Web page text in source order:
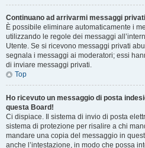
Continuano ad arrivarmi messaggi
È possibile eliminare automaticamente i
utilizzando le regole dei messaggi
Utente. Se si ricevono messaggi privati
segnala i messaggi ai moderatori; essi
di inviare messaggi privati​​.
Top
Ho ricevuto un messaggio di posta
questa Board!
Ci dispiace. Il sistema di invio di posta
sistema di protezione per risalire a chi
mandare una copia del messaggio in
anche l’intestazione, in modo che possa